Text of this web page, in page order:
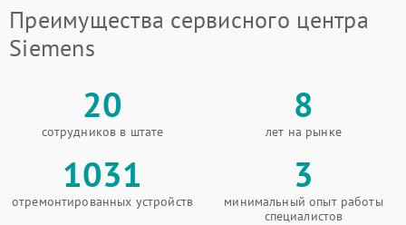
Преимущества сервисного центра
Siemens
20
сотрудников в штате
8
лет на рынке
1031
отремонтированных устройств
3
минимальный опыт работы
специалистов